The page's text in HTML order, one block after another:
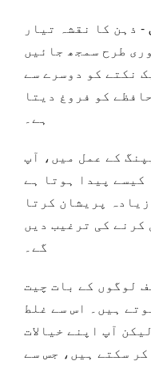
- ذہن کا نقشہ تیار
طرح سمجھ جائیں
نکتے کو دوسرے سے
کو فروغ دیتا
ہے۔
کے عمل میں، آپ
کیسے پیدا ہوتا ہے
پریشان کرتا
کرنے کی ترغیب دیں
گے۔
لوگوں کے بات چیت
ہیں۔ اس سے غلط
آپ اپنے خیالات
سکتے ہیں، جس سے